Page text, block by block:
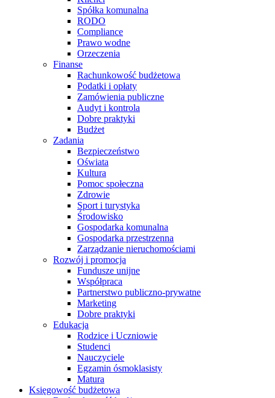
Spółka komunalna
RODO
Compliance
Prawo wodne
Orzeczenia
Finanse
Rachunkowość budżetowa
Podatki i opłaty
Zamówienia publiczne
Audyt i kontrola
Dobre praktyki
Budżet
Zadania
Bezpieczeństwo
Oświata
Kultura
Pomoc społeczna
Zdrowie
Sport i turystyka
Środowisko
Gospodarka komunalna
Gospodarka przestrzenna
Zarządzanie nieruchomościami
Rozwój i promocja
Fundusze unijne
Współpraca
Partnerstwo publiczno-prywatne
Marketing
Dobre praktyki
Edukacja
Rodzice i Uczniowie
Studenci
Nauczyciele
Egzamin ósmoklasisty
Matura
Księgowość budżetowa